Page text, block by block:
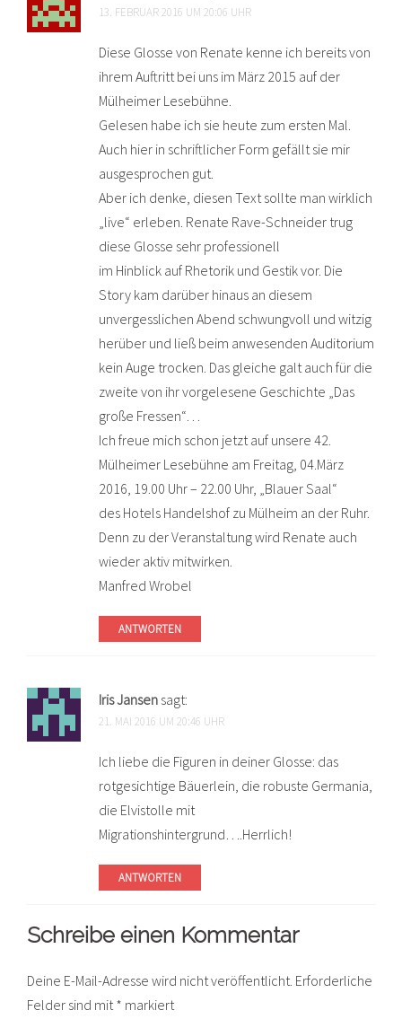
13. FEBRUAR 2016 UM 20:06 UHR
Diese Glosse von Renate kenne ich bereits von
ihrem Auftritt bei uns im März 2015 auf der
Mülheimer Lesebühne.
Gelesen habe ich sie heute zum ersten Mal.
Auch hier in schriftlicher Form gefällt sie mir
ausgesprochen gut.
Aber ich denke, diesen Text sollte man wirklich
„live“ erleben. Renate Rave-Schneider trug
diese Glosse sehr professionell
im Hinblick auf Rhetorik und Gestik vor. Die
Story kam darüber hinaus an diesem
unvergesslichen Abend schwungvoll und witzig
herüber und ließ beim anwesenden Auditorium
kein Auge trocken. Das gleiche galt auch für die
zweite von ihr vorgelesene Geschichte „Das
große Fressen“…
Ich freue mich schon jetzt auf unsere 42.
Mülheimer Lesebühne am Freitag, 04.März
2016, 19.00 Uhr – 22.00 Uhr, „Blauer Saal“
des Hotels Handelshof zu Mülheim an der Ruhr.
Denn zu der Veranstaltung wird Renate auch
wieder aktiv mitwirken.
Manfred Wrobel
ANTWORTEN
Iris Jansen sagt:
21. MAI 2016 UM 20:46 UHR
Ich liebe die Figuren in deiner Glosse: das
rotgesichtige Bäuerlein, die robuste Germania,
die Elvistolle mit
Migrationshintergrund….Herrlich!
ANTWORTEN
Schreibe einen Kommentar
Deine E-Mail-Adresse wird nicht veröffentlicht. Erforderliche
Felder sind mit * markiert